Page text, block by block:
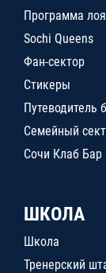
Программа
Sochi Queens
Фан-сектор
Стикеры
Путеводитель
Семейный
Сочи Клаб Бар
ШКОЛА
Школа
Тренерский